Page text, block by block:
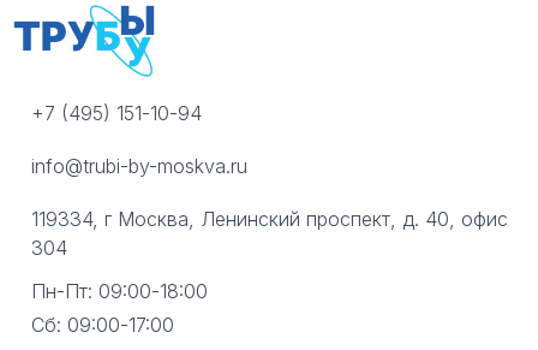
+7 (495) 151-10-94
info@trubi-by-moskva.ru
119334, г Москва, Ленинский проспект, д. 40, офис
304
Пн-Пт: 09:00-18:00
Сб: 09:00-17:00